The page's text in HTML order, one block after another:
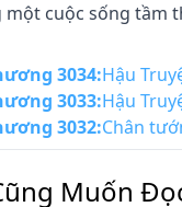
một cuộc sống tầm
anh vô tình bị
kỳ con đường tu
khỏi quê hương.
3034:Hậu
3033:Hậu
3032:Chân
Muốn